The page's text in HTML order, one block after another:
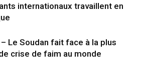
internationaux travaillent en
– Le Soudan fait face à la plus
crise de faim au monde